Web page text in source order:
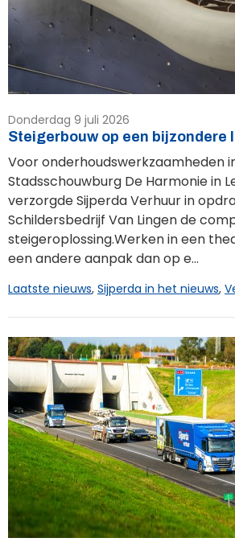
Donderdag 9 juli 2026
Steigerbouw op een bijzondere
Voor onderhoudswerkzaamheden
Stadsschouwburg De Harmonie in
verzorgde Sijperda Verhuur in
Schildersbedrijf Van Lingen de
steigeroplossing.Werken in een
een andere aanpak dan op e...
Laatste nieuws, Sijperda in het nieuws,